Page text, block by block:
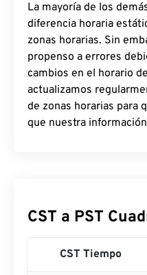
La mayoría de los
diferencia horaria
zonas horarias. Sin
propenso a errores
cambios en el horario
actualizamos
de zonas horarias para
que nuestra
CST a PST
CST Tiempo